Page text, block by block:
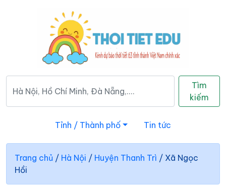
Tìm
kiếm
Tỉnh / Thành phố Tin tức
Trang chủ / Hà Nội / Huyện Thanh Trì / Xã Ngọc
Hồi